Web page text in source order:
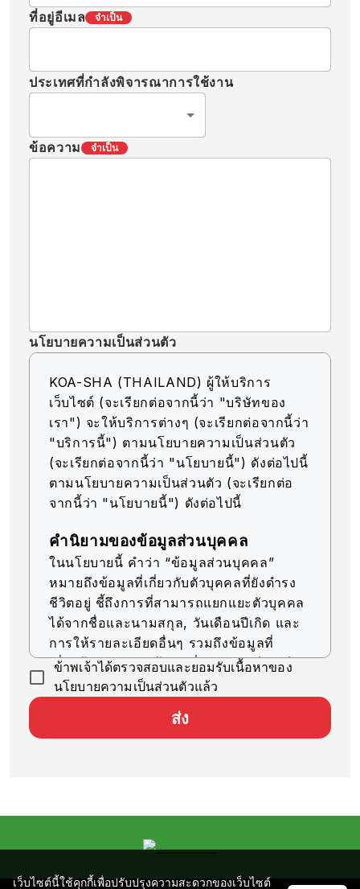
ที่อยู่อีเมล จำเป็น
ประเทศที่กำลังพิจารณาการใช้งาน
ข้อความ จำเป็น
นโยบายความเป็นส่วนตัว
KOA-SHA (THAILAND) ผู้ให้บริการ
เว็บไซต์ (จะเรียกต่อจากนี้ว่า "บริษัทของ
เรา") จะให้บริการต่างๆ (จะเรียกต่อจากนี้ว่า
"บริการนี้") ตามนโยบายความเป็นส่วนตัว
(จะเรียกต่อจากนี้ว่า "นโยบายนี้") ดังต่อไปนี้
ตามนโยบายความเป็นส่วนตัว (จะเรียกต่อ
จากนี้ว่า "นโยบายนี้") ดังต่อไปนี้
คำนิยามของข้อมูลส่วนบุคคล
ในนโยบายนี้ คำว่า “ข้อมูลส่วนบุคคล”
หมายถึงข้อมูลที่เกี่ยวกับตัวบุคคลที่ยังดำรง
ชีวิตอยู่ ชี้ถึงการที่สามารถแยกแยะตัวบุคคล
ได้จากชื่อและนามสกุล, วันเดือนปีเกิด และ
การให้รายละเอียดอื่นๆ รวมถึงข้อมูลที่
เกี่ยวข้อง (รวมถึงข้อมูลที่สามารถเทียบเคียง
กับข้อมูลอื่นๆ ได้ง่าย ซึ่งจะช่วยให้สามารถ
การรับข้อมูลส่วนบุคคล
การใช้ข้อมูลส่วนบุคคล
บริษัทของเราจะใช้ข้อมูลส่วนบุคคลตราบ
ขอบเขตวัตถุประสงค์ที่ระบุไว้ ดังต่อไปนี้
ข้าพเจ้าได้ตรวจสอบและยอมรับเนื้อหาของ
นโยบายความเป็นส่วนตัวแล้ว
ส่ง
เว็บไซต์นี้ใช้คุกกี้เพื่อปรับปรุงความสะดวกของเว็บไซต์